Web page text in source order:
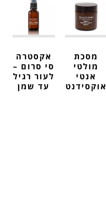
מסכת
מולטי
אנטי
אוקסידנט
אקסטרה
סי סרום –
לעור רגיל
עד שמן